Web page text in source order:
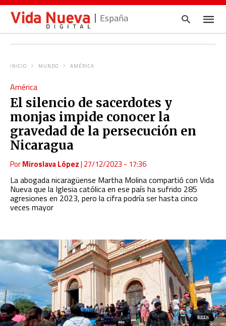
España
INICIO MUNDO AMÉRICA
América
El silencio de sacerdotes y
monjas impide conocer la
gravedad de la persecución en
Nicaragua
PorMiroslava López| 27/12/2023 - 17:36
La abogada nicaragüense Martha Molina compartió con Vida
Nueva que la Iglesia católica en ese país ha sufrido 285
agresiones en 2023, pero la cifra podría ser hasta cinco
veces mayor